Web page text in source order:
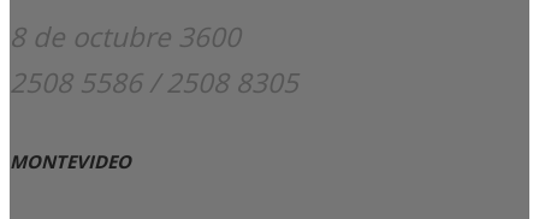
8 de octubre 3600
2508 5586 / 2508 8305
MONTEVIDEO